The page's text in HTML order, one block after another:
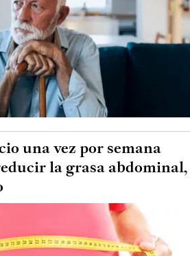
una vez por semana
la grasa abdominal,